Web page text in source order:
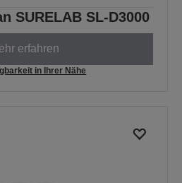
SURELAB SL-D3000
erfahren
in Ihrer Nähe